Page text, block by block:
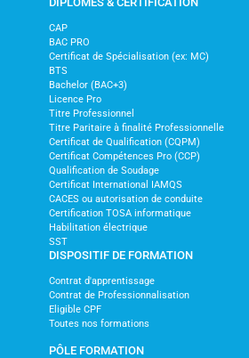
CAP
BAC PRO
Certificat de Spécialisation (ex: MC)
BTS
Bachelor (BAC+3)
Licence Pro
Titre Professionnel
Titre Paritaire à finalité Professionnelle
Certificat de Qualification (CQPM)
Certificat Compétences Pro (CCP)
Qualification de Soudage
Certificat International IAMQS
CACES ou autorisation de conduite
Certification TOSA informatique
Habilitation électrique
SST
DISPOSITIF DE FORMATION
Contrat d'apprentissage
Contrat de Professionnalisation
Eligible CPF
Toutes nos formations
PÔLE FORMATION